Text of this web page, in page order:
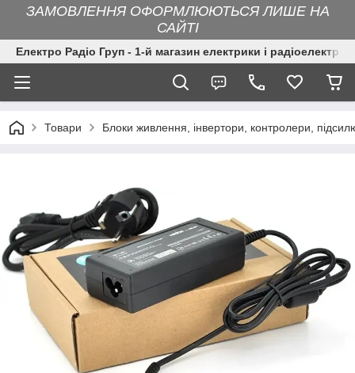
ЗАМОВЛЕННЯ ОФОРМЛЮЮТЬСЯ ЛИШЕ НА
САЙТІ
Електро Радіо Груп - 1-й магазин електрики і
Товари Блоки живлення, інвертори, контролери,